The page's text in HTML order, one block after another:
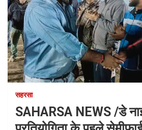
सहरसा
SAHARSA NEWS /डे